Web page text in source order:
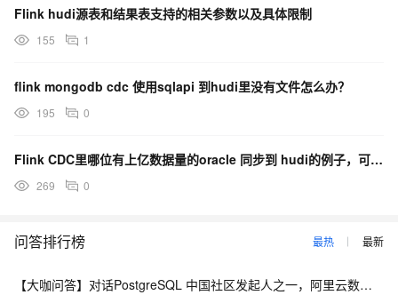
Flink hudi源表和结果表支持的相关参数以及具体限制
155 1
flink mongodb cdc 使用sqlapi 到hudi里没有文件怎么办？
195 0
Flink CDC里哪位有上亿数据量的oracle 同步到 hudi的例子，可以分享一下吗？
269 0
问答排行榜 最热 最新
【大咖问答】对话PostgreSQL 中国社区发起人之一，阿里云数据库高级专家 德哥